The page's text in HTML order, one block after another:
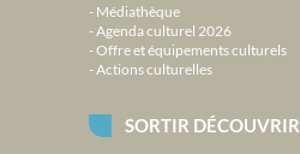
Médiathèque
Agenda culturel 2026
Offre et équipements culturels
Actions culturelles
SORTIR DÉCOUVRIR